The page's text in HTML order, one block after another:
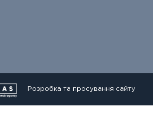
Розробка та просування сайту